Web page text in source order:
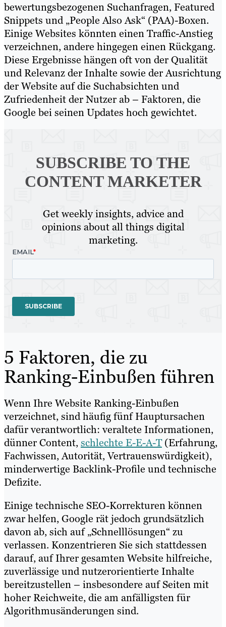
bewertungsbezogenen Suchanfragen, Featured
Snippets und „People Also Ask“ (PAA)-Boxen.
Einige Websites könnten einen Traffic-Anstieg
verzeichnen, andere hingegen einen Rückgang.
Diese Ergebnisse hängen oft von der Qualität
und Relevanz der Inhalte sowie der Ausrichtung
der Website auf die Suchabsichten und
Zufriedenheit der Nutzer ab – Faktoren, die
Google bei seinen Updates hoch gewichtet.
SUBSCRIBE TO THE
CONTENT MARKETER
Get weekly insights, advice and
opinions about all things digital
marketing.
5 Faktoren, die zu
Ranking-Einbußen führen
Wenn Ihre Website Ranking-Einbußen
verzeichnet, sind häufig fünf Hauptursachen
dafür verantwortlich: veraltete Informationen,
dünner Content,schlechte E-E-A-T(Erfahrung,
Fachwissen, Autorität, Vertrauenswürdigkeit),
minderwertige Backlink-Profile und technische
Defizite.
Einige technische SEO-Korrekturen können
zwar helfen, Google rät jedoch grundsätzlich
davon ab, sich auf „Schnelllösungen“ zu
verlassen. Konzentrieren Sie sich stattdessen
darauf, auf Ihrer gesamten Website hilfreiche,
zuverlässige und nutzerorientierte Inhalte
bereitzustellen – insbesondere auf Seiten mit
hoher Reichweite, die am anfälligsten für
Algorithmusänderungen sind.